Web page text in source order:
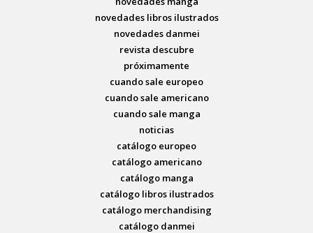
novedades libros ilustrados
novedades danmei
revista descubre
próximamente
cuando sale europeo
cuando sale americano
cuando sale manga
noticias
catálogo europeo
catálogo americano
catálogo manga
catálogo libros ilustrados
catálogo merchandising
catálogo danmei